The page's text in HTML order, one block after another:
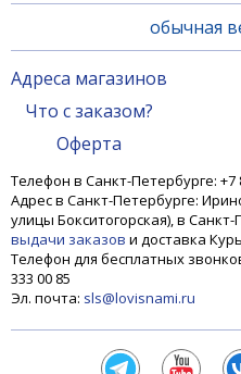
обычная
Адреса магазинов
Что с заказом?
Оферта
Телефон в Санкт-Петербурге: +7
Адрес в Санкт-Петербурге:
улицы Бокситогорская), в
выдачи заказов и доставка
Телефон для бесплатных
333 00 85
Эл. почта: sls@lovisnami.ru